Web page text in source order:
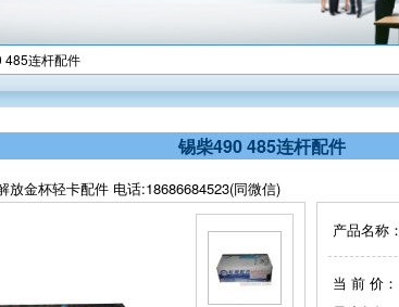
485连杆配件
锡柴490 485连杆配件
放金杯轻卡配件 电话:18686684523(同微信)
产品名称：
当 前 价：